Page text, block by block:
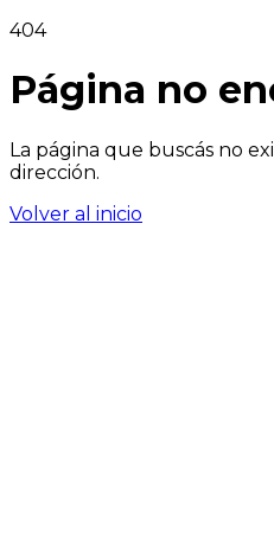
404
Página no
La página que buscás no
dirección.
Volver al inicio